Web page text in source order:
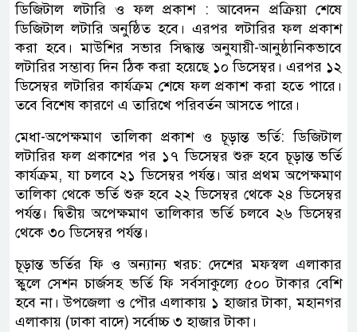
ডিজিটাল লটারি ও ফল প্রকাশ : আবেদন প্রক্রিয়া শেষে
ডিজিটাল লটারি অনুষ্ঠিত হবে। এরপর লটারির ফল প্রকাশ
করা হবে। মাউশির সভার সিদ্ধান্ত অনুযায়ী-আনুষ্ঠানিকভাবে
লটারির সম্ভাব্য দিন ঠিক করা হয়েছে ১০ ডিসেম্বর। এরপর ১২
ডিসেম্বর লটারির কার্যক্রম শেষে ফল প্রকাশ করা হতে পারে।
তবে বিশেষ কারণে এ তারিখে পরিবর্তন আসতে পারে।
মেধা-অপেক্ষমাণ তালিকা প্রকাশ ও চূড়ান্ত ভর্তি: ডিজিটাল
লটারির ফল প্রকাশের পর ১৭ ডিসেম্বর শুরু হবে চূড়ান্ত ভর্তি
কার্যক্রম, যা চলবে ২১ ডিসেম্বর পর্যন্ত। আর প্রথম অপেক্ষমাণ
তালিকা থেকে ভর্তি শুরু হবে ২২ ডিসেম্বর থেকে ২৪ ডিসেম্বর
পর্যন্ত। দ্বিতীয় অপেক্ষমাণ তালিকার ভর্তি চলবে ২৬ ডিসেম্বর
থেকে ৩০ ডিসেম্বর পর্যন্ত।
চূড়ান্ত ভর্তির ফি ও অন্যান্য খরচ: দেশের মফস্বল এলাকার
স্কুলে সেশন চার্জসহ ভর্তি ফি সর্বসাকুল্যে ৫০০ টাকার বেশি
হবে না। উপজেলা ও পৌর এলাকায় ১ হাজার টাকা, মহানগর
এলাকায় (ঢাকা বাদে) সর্বোচ্চ ৩ হাজার টাকা।